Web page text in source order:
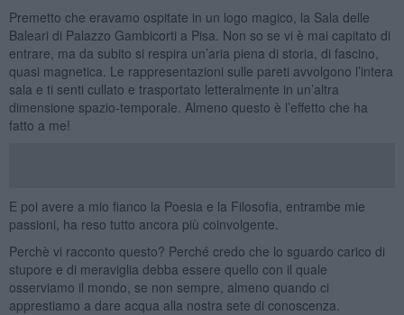
Premetto che eravamo ospitate in un logo magico, la Sala delle
Baleari di Palazzo Gambicorti a Pisa. Non so se vi è mai capitato di
entrare, ma da subito si respira un’aria piena di storia, di fascino,
quasi magnetica. Le rappresentazioni sulle pareti avvolgono l’intera
sala e ti senti cullato e trasportato letteralmente in un’altra
dimensione spazio-temporale. Almeno questo è l’effetto che ha
fatto a me!
E poi avere a mio fianco la Poesia e la Filosofia, entrambe mie
passioni, ha reso tutto ancora più coinvolgente.
Perchè vi racconto questo? Perché credo che lo sguardo carico di
stupore e di meraviglia debba essere quello con il quale
osserviamo il mondo, se non sempre, almeno quando ci
apprestiamo a dare acqua alla nostra sete di conoscenza.